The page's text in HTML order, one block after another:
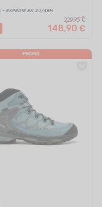
- EXPÉDIÉ EN 24/48H
229,95 €
148,90 €
PROMO